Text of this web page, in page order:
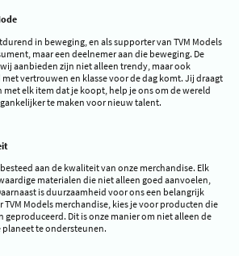
in beweging, en als supporter van TVM Models
maar een deelnemer aan die beweging. De
aanbieden zijn niet alleen trendy, maar ook
vertrouwen en klasse voor de dag komt. Jij draagt
elk item dat je koopt, help je ons om de wereld
te maken voor nieuw talent.
aan de kwaliteit van onze merchandise. Elk
materialen die niet alleen goed aanvoelen,
is duurzaamheid voor ons een belangrijk
TVM Models merchandise, kies je voor producten die
Dit is onze manier om niet alleen de
te ondersteunen.